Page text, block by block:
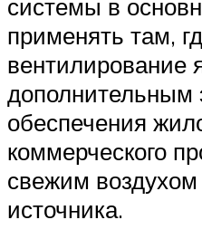
системы в
применять там,
вентилирование
дополнительным
обеспечения
коммерческого
свежим
источника.